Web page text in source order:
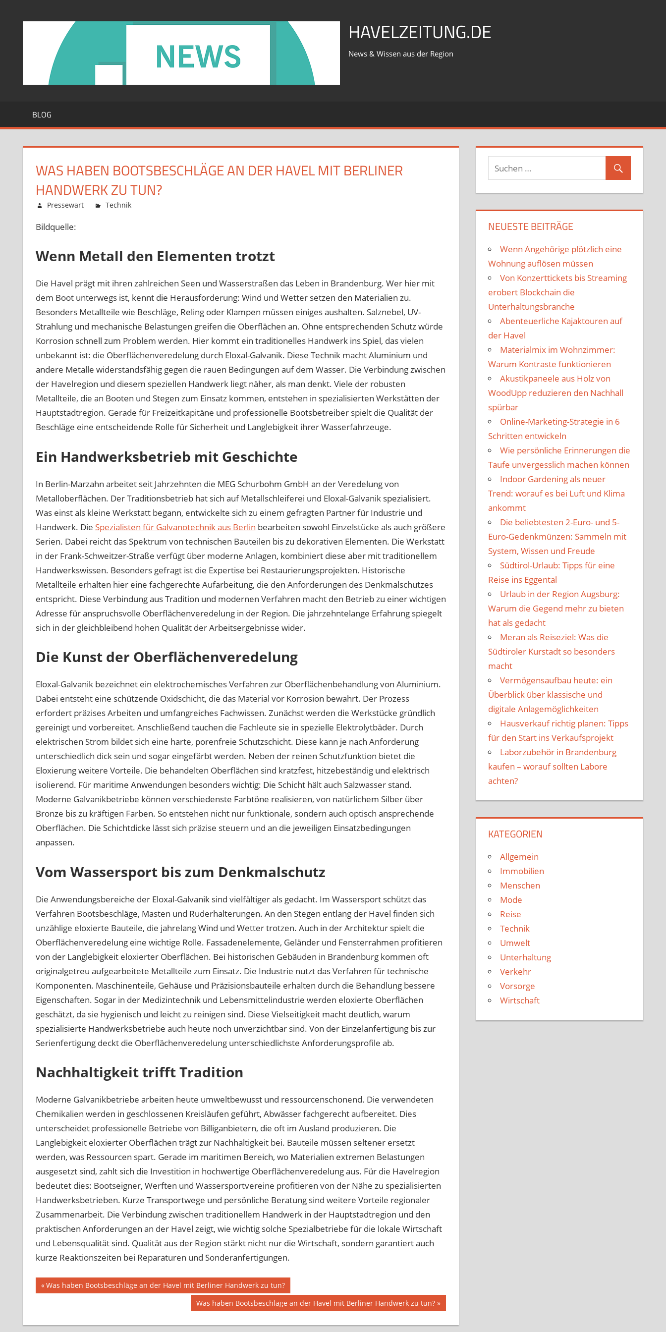
HAVELZEITUNG.DE
News & Wissen aus der Region
BLOG
WAS HABEN BOOTSBESCHLÄGE AN DER HAVEL MIT BERLINER
HANDWERK ZU TUN?
Februar 12, 2026
Pressewart Technik
an
der
mit
Berliner
Handwerk
zu
tun?
Bildquelle:
Wenn Metall den Elementen trotzt
Die Havel prägt mit ihren zahlreichen Seen und Wasserstraßen das Leben in Brandenburg. Wer hier mit
dem Boot unterwegs ist, kennt die Herausforderung: Wind und Wetter setzen den Materialien zu.
Besonders Metallteile wie Beschläge, Reling oder Klampen müssen einiges aushalten. Salznebel, UV-
Strahlung und mechanische Belastungen greifen die Oberflächen an. Ohne entsprechenden Schutz würde
Korrosion schnell zum Problem werden. Hier kommt ein traditionelles Handwerk ins Spiel, das vielen
unbekannt ist: die Oberflächenveredelung durch Eloxal-Galvanik. Diese Technik macht Aluminium und
andere Metalle widerstandsfähig gegen die rauen Bedingungen auf dem Wasser. Die Verbindung zwischen
der Havelregion und diesem speziellen Handwerk liegt näher, als man denkt. Viele der robusten
Metallteile, die an Booten und Stegen zum Einsatz kommen, entstehen in spezialisierten Werkstätten der
Hauptstadtregion. Gerade für Freizeitkapitäne und professionelle Bootsbetreiber spielt die Qualität der
Beschläge eine entscheidende Rolle für Sicherheit und Langlebigkeit ihrer Wasserfahrzeuge.
Ein Handwerksbetrieb mit Geschichte
In Berlin-Marzahn arbeitet seit Jahrzehnten die MEG Schurbohm GmbH an der Veredelung von
Metalloberflächen. Der Traditionsbetrieb hat sich auf Metallschleiferei und Eloxal-Galvanik spezialisiert.
Was einst als kleine Werkstatt begann, entwickelte sich zu einem gefragten Partner für Industrie und
Handwerk. Die Spezialisten für Galvanotechnik aus Berlin bearbeiten sowohl Einzelstücke als auch größere
Serien. Dabei reicht das Spektrum von technischen Bauteilen bis zu dekorativen Elementen. Die Werkstatt
in der Frank-Schweitzer-Straße verfügt über moderne Anlagen, kombiniert diese aber mit traditionellem
Handwerkswissen. Besonders gefragt ist die Expertise bei Restaurierungsprojekten. Historische
Metallteile erhalten hier eine fachgerechte Aufarbeitung, die den Anforderungen des Denkmalschutzes
entspricht. Diese Verbindung aus Tradition und modernen Verfahren macht den Betrieb zu einer wichtigen
Adresse für anspruchsvolle Oberflächenveredelung in der Region. Die jahrzehntelange Erfahrung spiegelt
sich in der gleichbleibend hohen Qualität der Arbeitsergebnisse wider.
Die Kunst der Oberflächenveredelung
Eloxal-Galvanik bezeichnet ein elektrochemisches Verfahren zur Oberflächenbehandlung von Aluminium.
Dabei entsteht eine schützende Oxidschicht, die das Material vor Korrosion bewahrt. Der Prozess
erfordert präzises Arbeiten und umfangreiches Fachwissen. Zunächst werden die Werkstücke gründlich
gereinigt und vorbereitet. Anschließend tauchen die Fachleute sie in spezielle Elektrolytbäder. Durch
elektrischen Strom bildet sich eine harte, porenfreie Schutzschicht. Diese kann je nach Anforderung
unterschiedlich dick sein und sogar eingefärbt werden. Neben der reinen Schutzfunktion bietet die
Eloxierung weitere Vorteile. Die behandelten Oberflächen sind kratzfest, hitzebeständig und elektrisch
isolierend. Für maritime Anwendungen besonders wichtig: Die Schicht hält auch Salzwasser stand.
Moderne Galvanikbetriebe können verschiedenste Farbtöne realisieren, von natürlichem Silber über
Bronze bis zu kräftigen Farben. So entstehen nicht nur funktionale, sondern auch optisch ansprechende
Oberflächen. Die Schichtdicke lässt sich präzise steuern und an die jeweiligen Einsatzbedingungen
anpassen.
Vom Wassersport bis zum Denkmalschutz
Die Anwendungsbereiche der Eloxal-Galvanik sind vielfältiger als gedacht. Im Wassersport schützt das
Verfahren Bootsbeschläge, Masten und Ruderhalterungen. An den Stegen entlang der Havel finden sich
unzählige eloxierte Bauteile, die jahrelang Wind und Wetter trotzen. Auch in der Architektur spielt die
Oberflächenveredelung eine wichtige Rolle. Fassadenelemente, Geländer und Fensterrahmen profitieren
von der Langlebigkeit eloxierter Oberflächen. Bei historischen Gebäuden in Brandenburg kommen oft
originalgetreu aufgearbeitete Metallteile zum Einsatz. Die Industrie nutzt das Verfahren für technische
Komponenten. Maschinenteile, Gehäuse und Präzisionsbauteile erhalten durch die Behandlung bessere
Eigenschaften. Sogar in der Medizintechnik und Lebensmittelindustrie werden eloxierte Oberflächen
geschätzt, da sie hygienisch und leicht zu reinigen sind. Diese Vielseitigkeit macht deutlich, warum
spezialisierte Handwerksbetriebe auch heute noch unverzichtbar sind. Von der Einzelanfertigung bis zur
Serienfertigung deckt die Oberflächenveredelung unterschiedlichste Anforderungsprofile ab.
Nachhaltigkeit trifft Tradition
Moderne Galvanikbetriebe arbeiten heute umweltbewusst und ressourcenschonend. Die verwendeten
Chemikalien werden in geschlossenen Kreisläufen geführt, Abwässer fachgerecht aufbereitet. Dies
unterscheidet professionelle Betriebe von Billiganbietern, die oft im Ausland produzieren. Die
Langlebigkeit eloxierter Oberflächen trägt zur Nachhaltigkeit bei. Bauteile müssen seltener ersetzt
werden, was Ressourcen spart. Gerade im maritimen Bereich, wo Materialien extremen Belastungen
ausgesetzt sind, zahlt sich die Investition in hochwertige Oberflächenveredelung aus. Für die Havelregion
bedeutet dies: Bootseigner, Werften und Wassersportvereine profitieren von der Nähe zu spezialisierten
Handwerksbetrieben. Kurze Transportwege und persönliche Beratung sind weitere Vorteile regionaler
Zusammenarbeit. Die Verbindung zwischen traditionellem Handwerk in der Hauptstadtregion und den
praktischen Anforderungen an der Havel zeigt, wie wichtig solche Spezialbetriebe für die lokale Wirtschaft
und Lebensqualität sind. Qualität aus der Region stärkt nicht nur die Wirtschaft, sondern garantiert auch
kurze Reaktionszeiten bei Reparaturen und Sonderanfertigungen.
Beitragsnavigation
Vorheriger
Was haben Bootsbeschläge an der Havel mit Berliner Handwerk zu tun?
Nächster
Beitrag:
Was haben Bootsbeschläge an der Havel mit Berliner Handwerk zu tun?
NEUESTE BEITRÄGE
Wenn Angehörige plötzlich eine
Wohnung auflösen müssen
Von Konzerttickets bis Streaming
erobert Blockchain die
Unterhaltungsbranche
Abenteuerliche Kajaktouren auf
der Havel
Materialmix im Wohnzimmer:
Warum Kontraste funktionieren
Akustikpaneele aus Holz von
WoodUpp reduzieren den Nachhall
spürbar
Online-Marketing-Strategie in 6
Schritten entwickeln
Wie persönliche Erinnerungen die
Taufe unvergesslich machen können
Indoor Gardening als neuer
Trend: worauf es bei Luft und Klima
ankommt
Die beliebtesten 2-Euro- und 5-
Euro-Gedenkmünzen: Sammeln mit
System, Wissen und Freude
Südtirol-Urlaub: Tipps für eine
Reise ins Eggental
Urlaub in der Region Augsburg:
Warum die Gegend mehr zu bieten
hat als gedacht
Meran als Reiseziel: Was die
Südtiroler Kurstadt so besonders
macht
Vermögensaufbau heute: ein
Überblick über klassische und
digitale Anlagemöglichkeiten
Hausverkauf richtig planen: Tipps
für den Start ins Verkaufsprojekt
Laborzubehör in Brandenburg
kaufen – worauf sollten Labore
achten?
KATEGORIEN
Allgemein
Immobilien
Menschen
Mode
Reise
Technik
Umwelt
Unterhaltung
Verkehr
Vorsorge
Wirtschaft